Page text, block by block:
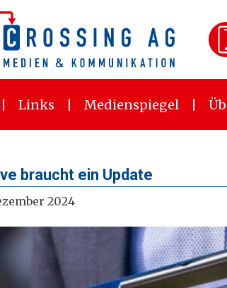
Links Medienspiegel
braucht ein Update
2024